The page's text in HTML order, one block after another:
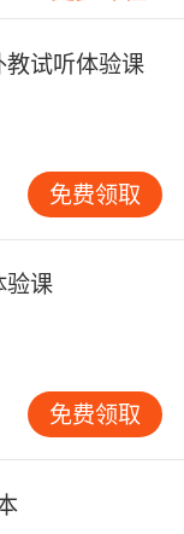
her friend’s
家做客了。 I
on a
客。
是“访问、参
或者介词的后
adorad for a
我想和我的
go to there
thing is end.
事情结束。 He
sisiter. 他和
试听体验课
免费领取
验课
免费领取